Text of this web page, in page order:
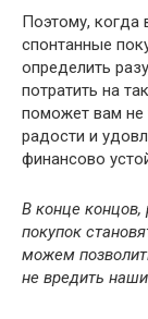
Поэтому, когда
спонтанные
определить
потратить на
поможет вам не
радости и
финансово
В конце концов,
покупок
можем
не вредить